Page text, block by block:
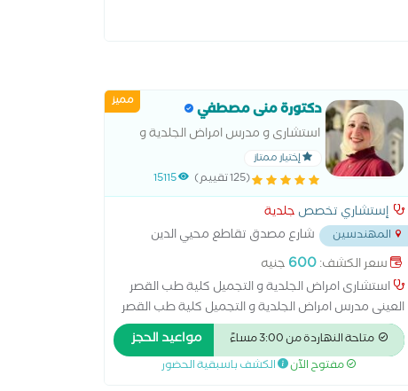
مميز دكتورة منى مصطفي
استشارى و مدرس امراض الجلدية و
التجميل كلية طب القصر العينى
إختيار ممتاز
(125 تقييم) 15115
إستشاري تخصص جلدية
المهندسين
شارع مصدق تقاطع محيي الدين
ابو العز...
سعر الكشف:600 جنيه
استشارى امراض الجلدية و التجميل كلية طب القصر
العينى مدرس امراض الجلدية و التجميل كلية طب القصر
العينى دكتوراة امراض الجلدية و التجميل كلية طب القصر
العينى ماجستير امراض الجلدية و التجميل كلية طب
القصر العينى عضو الجمعية المصرية لامراض الجلدية
متاحة النهاردة من 3:00 مساءً مواعيد الحجز
مفتوح الآن الكشف باسبقية الحضور